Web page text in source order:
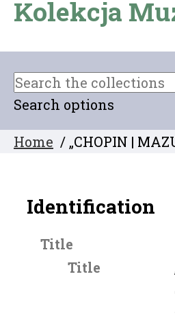
Kolekcja
Search options
Home / „CHOPIN |
Identification
Title
Title